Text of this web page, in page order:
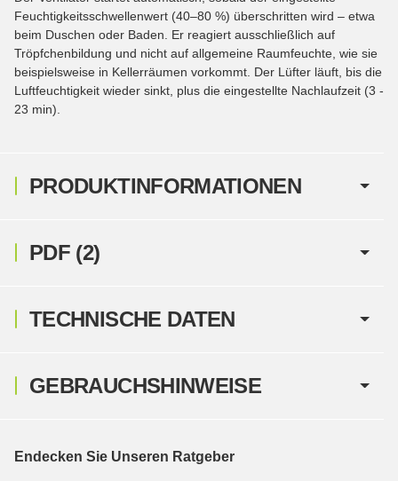
PRODUKTINFORMATIONEN
Feuchtigkeitsschwellenwert (40–80 %) überschritten wird – etwa
beim Duschen oder Baden. Er reagiert ausschließlich auf
Tröpfchenbildung und nicht auf allgemeine Raumfeuchte, wie sie
beispielsweise in Kellerräumen vorkommt. Der Lüfter läuft, bis die
Luftfeuchtigkeit wieder sinkt, plus die eingestellte Nachlaufzeit (3 -
23 min).
PDF (2)
TECHNISCHE DATEN
GEBRAUCHSHINWEISE
Endecken Sie Unseren Ratgeber